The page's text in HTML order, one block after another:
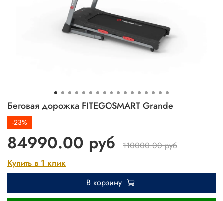
Беговая дорожка FITEGOSMART Grande
-23%
84990.00 руб
110000.00 руб
Купить в 1 клик
В корзину